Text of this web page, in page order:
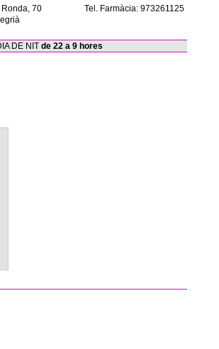
70
Tel. Farmàcia: 973261125
DE NIT de 22 a 9 hores